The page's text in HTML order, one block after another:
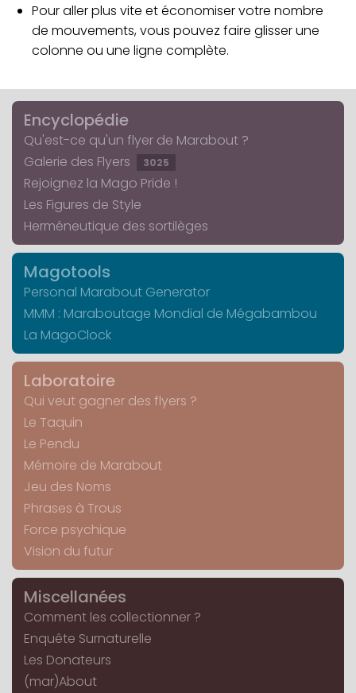
Pour aller plus vite et économiser votre nombre
de mouvements, vous pouvez faire glisser une
colonne ou une ligne complète.
Encyclopédie
Qu'est-ce qu'un flyer de Marabout ?
Galerie des Flyers
3025
Rejoignez la Mago Pride !
Les Figures de Style
Herméneutique des sortilèges
Magotools
Personal Marabout Generator
MMM : Maraboutage Mondial de Mégabambou
La MagoClock
Laboratoire
Qui veut gagner des flyers ?
Le Taquin
Le Pendu
Mémoire de Marabout
Jeu des Noms
Phrases à Trous
Force psychique
Vision du futur
Miscellanées
Comment les collectionner ?
Enquête Surnaturelle
Les Donateurs
(mar)About